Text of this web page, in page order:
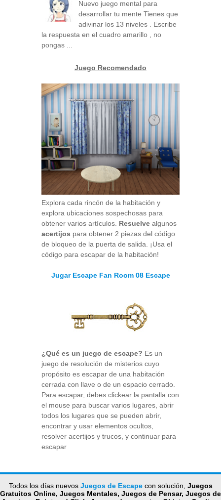
Nuevo juego mental para
desarrollar tu mente Tienes que
adivinar los 13 niveles . Escribe
la respuesta en el cuadro amarillo , no
pongas ...
Juego Recomendado
Explora cada rincón de la habitación y
explora ubicaciones sospechosas para
obtener varios artículos. Resuelve algunos
acertijos para obtener 2 piezas del código
de bloqueo de la puerta de salida. ¡Usa el
código para escapar de la habitación!
Jugar Escape Fan Room 08 Escape
¿Qué es un juego de escape? Es un
juego de resolución de misterios cuyo
propósito es escapar de una habitación
cerrada con llave o de un espacio cerrado.
Para escapar, debes clickear la pantalla con
el mouse para buscar varios lugares, abrir
todos los lugares que se pueden abrir,
encontrar y usar elementos ocultos,
resolver acertijos y trucos, y continuar para
escapar
Todos los días nuevos Juegos de Escapecon solución, Juegos
Gratuitos Online, Juegos Mentales, Juegos de Pensar, Juegos de